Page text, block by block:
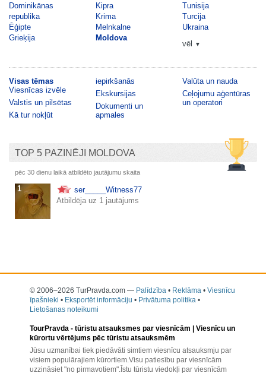
TOP 5 PAZINĒJI MOLDOVA
pēc 30 dienu laikā atbildēto jautājumu skaita
1
ser_____Witness77
Atbildēja uz 1 jautājums
Dominikānas
republika
Ēģipte
Grieķija
Kipra
Krima
Melnkalne
Moldova
Tunisija
Turcija
Ukraina
vēl
▼
Visas tēmas
Viesnīcas izvēle
Valstis un pilsētas
Kā tur nokļūt
iepirkšanās
Ekskursijas
Dokumenti un
apmales
Valūta un nauda
Ceļojumu aģentūras
un operatori
© 2006–2026 TurPravda.com — Palīdzība • Reklāma • Viesnīcu
īpašnieki • Eksportēt informāciju • Privātuma politika •
Lietošanas noteikumi
TourPravda - tūristu atsauksmes par viesnīcām | Viesnīcu un
kūrortu vērtējums pēc tūristu atsauksmēm
Jūsu uzmanībai tiek piedāvāti simtiem viesnīcu atsauksmju par
visiem populārajiem kūrortiem.Visu patiesību par viesnīcām
uzzināsiet "no pirmavotiem".Īstu tūristu viedokļi par viesnīcām